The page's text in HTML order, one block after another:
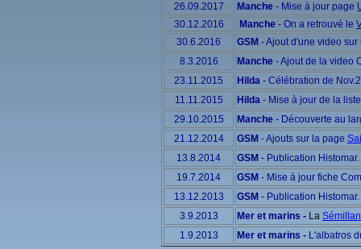
26.09.2017
Manche - Mise à jour page
30.12.2016
Manche - On a retrouvé le
30.6.2016
GSM - Ajout d'une video
8.3.2016
Manche - Ajout de la video
23.11.2015
Hilda - Célébration de
11.11.2015
Hilda - Mise à jour de la
29.10.2015
Manche - Découverte au
21.12.2014
GSM - Ajouts sur la page
13.8.2014
GSM - Publication
19.7.2014
GSM - Mise à jour fiche
13.12.2013
GSM - Publication
3.9.2013
Mer et marins - La
1.9.2013
Mer et marins - L'albatros